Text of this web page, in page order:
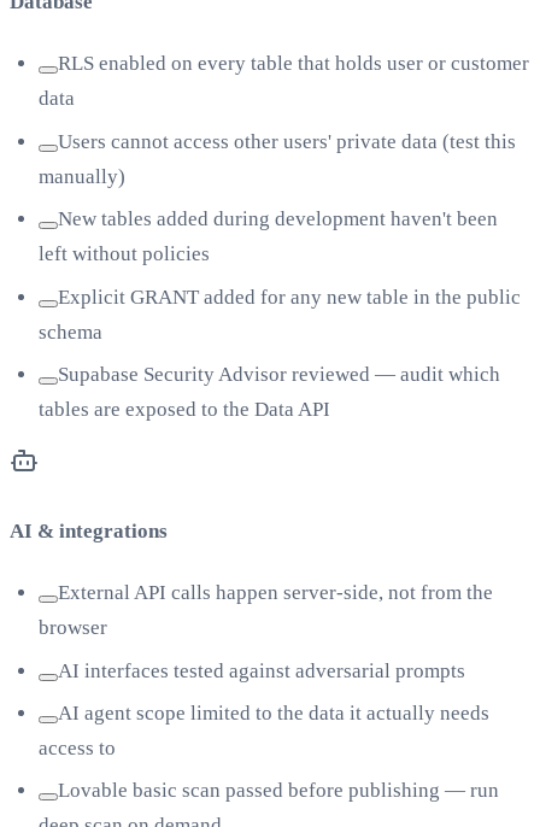
RLS enabled on every table that holds user or customer
data
Users cannot access other users' private data (test this
manually)
New tables added during development haven't been
left without policies
Explicit GRANT added for any new table in the public
schema
Supabase Security Advisor reviewed — audit which
tables are exposed to the Data API
AI & integrations
External API calls happen server-side, not from the
browser
AI interfaces tested against adversarial prompts
AI agent scope limited to the data it actually needs
access to
Lovable basic scan passed before publishing — run